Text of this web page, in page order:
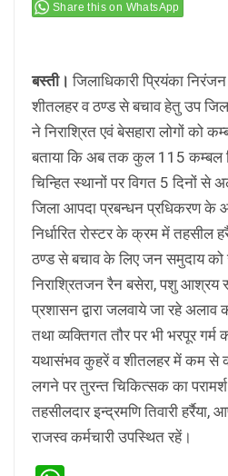
Share this on WhatsApp
बस्ती। जिलाधिकारी प्रियंका
शीतलहर व ठण्ड से बचाव हेतु उप
ने निराश्रित एवं बेसहारा लोगों को
बताया कि अब तक कुल 115 कम्बल
चिन्हित स्थानों पर विगत 5 दिनों से
जिला आपदा प्रबन्धन प्रधिकरण के
निर्धारित रोस्टर के क्रम में तहसील
ठण्ड से बचाव के लिए जन समुदाय को
निराश्रितजन रैन बसेरा, पशु आश्रय
प्रशासन द्वारा जलवाये जा रहे
तथा व्यक्तिगत तौर पर भी भरपूर
यथासंभव कुहरें व शीतलहर में कम से
लगने पर तुरन्त चिकित्सक का
तहसीलदार इन्द्रमणि तिवारी
राजस्व कर्मचारी उपस्थित रहें।